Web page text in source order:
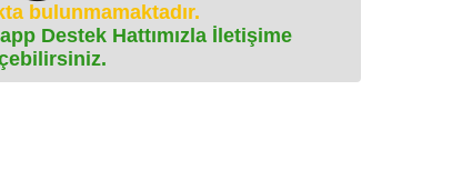
bulunmamaktadır.
Destek Hattımızla İletişime